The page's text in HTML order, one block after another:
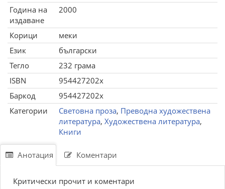
Година на
издаване
2000
Корици
меки
Език
български
Тегло
232 грама
ISBN
954427202х
Баркод
954427202х
Категории
Световна проза, Преводна художествена
литература, Художествена литература,
Книги
Анотация Коментари
Критически прочит и коментари